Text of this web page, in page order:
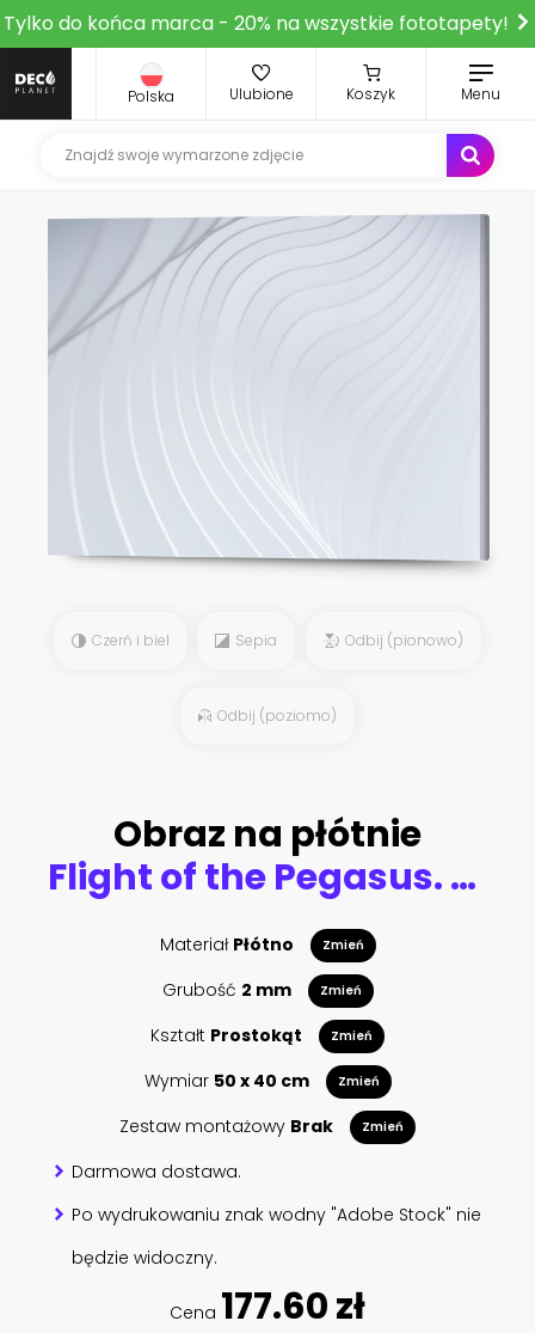
Tylko do końca marca - 20% na wszystkie fototapety!
Polska Ulubione Koszyk Menu
Czerń i biel Sepia Odbij (pionowo)
Odbij (poziomo)
Obraz na płótnie
Flight of the Pegasus. Majestic Pegasus horse flying high above the clouds and snow peaked mountains. 3d rendering
Materiał Płótno Zmień
Grubość 2 mm Zmień
Kształt Prostokąt Zmień
Wymiar 50 x 40 cm Zmień
Zestaw montażowy Brak Zmień
Darmowa dostawa.
Po wydrukowaniu znak wodny "Adobe Stock" nie
będzie widoczny.
Cena 177.60 zł